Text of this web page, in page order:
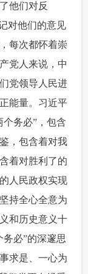
他们对反
对他们的意见
每次都怀着崇
党人来说，中
党领导人民进
能量。习近平
务必”，包含
，包含着对我
着对胜利了的
人民政权实现
持全心全意为
和历史意义十
必”的深邃思
求是、一心为